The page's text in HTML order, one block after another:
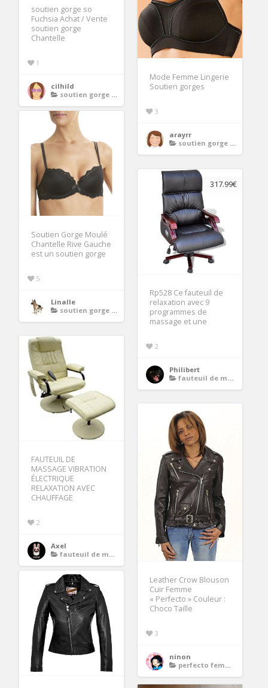
soutien gorge so
Fuchsia Achat / Vente
soutien gorge
Chantelle
1
cilhild
soutien gorge chantelle
Mode Femme Lingerie
Soutien gorges
3
arayrr
soutien gorge chantelle
Soutien Gorge Moulé
Chantelle Rive Gauche
est un soutien gorge
5
Linalle
soutien gorge chantelle
317.99€
Rp528 Ce fauteuil de
relaxation avec 9
programmes de
massage et une
2
Philibert
fauteuil de massage
FAUTEUIL DE
MASSAGE VIBRATION
ÉLECTRIQUE
RELAXATION AVEC
CHAUFFAGE
2
Axel
fauteuil de massage
Leather Crow Blouson
Cuir Femme
« Perfecto » Couleur :
Choco Taille
3
ninon
perfecto femme